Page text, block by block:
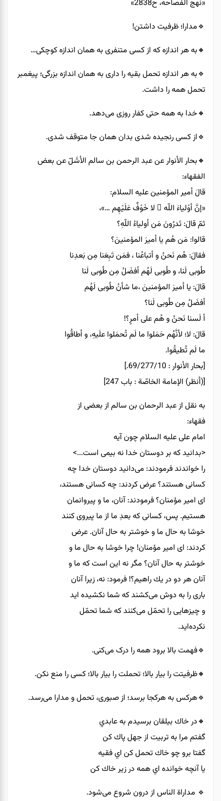
«نهج الفصاحه، ح2838»
🔹️مدارا؛ ظرفیت داشتن!
🔸️به هر اندازه که از کسی متنفری به همان اندازه کوچکی…
🔹️به هر اندازه تحمل بقیه را داری به همان اندازه بزرگی؛ پیغمبر
تحمل همه را داشت.
🔸️خدا به همه حتی کفار روزی می‌دهد.
🔹️از کسی رنجیده شدی بدان همان جا متوقف شدی.
🔸️بحار الأنوار عن عبد الرحمن بن سالم الأشَلّ عن بعض
الفقهاء:
قالَ أمير المؤمنين عليه السلام:
«إنَّ أوْلياءَ اللّه َ لا خَوْفٌ عَلَيْهِم …»،
ثمّ قالَ: تَدرُونَ مَن أولياءُ اللّهِ؟
قالوا: مَن هُم يا أميرَ المؤمنينَ؟
فقالَ: هُم نَحنُ و أتباعُنا ، فمَن تَبِعَنا مِن بَعدِنا
طُوبى لَنا، و طُوبى لَهُم أفضَلُ مِن طُوبى لَنا
قالَ: يا أميرَ المؤمنينَ ،ما شأنُ طُوبى لَهُم
أفضَلُ مِن طُوبى لَنا؟
أ لَسنا نَحنُ و هُم على أمرٍ؟!
قالَ: لا؛ لأنَّهُم حَمَلوا ما لَم تُحمَلوا علَيهِ، و أطاقُوا
ما لَم تُطيقُوا.
[بحار الأنوار : 69/277/10.]
[(اُنظر) الإمامة الخاصّة : باب 247]
به نقل از عبد الرحمان بن سالم از بعضى از
فقهاء:
امام على عليه السلام چون آيه
<بدانيد كه بر دوستان خدا نه بيمى است...>
را خواندند فرمودند: مى‌دانيد دوستان خدا چه
كسانى هستند؟ عرض كردند: چه كسانى هستند،
اى امير مؤمنان؟ فرمودند: آنان، ما و پيروانمان
هستيم. پس، كسانى كه بعدِ ما از ما پيروى كنند
خوشا به حال ما و خوشتر به حال آنان. عرض
كردند: اى امير مؤمنان! چرا خوشا به حال ما و
خوشتر به حال آنان؟ مگر نه اين است كه ما و
آنان هر دو در يك راهيم؟! فرمود: نه، زيرا آنان
بارى را به دوش مى‌كشند كه شما نكشيده ايد
و چيزهايى را تحمّل مى‌كنند كه شما تحمّل
نكرده‌ايد.
🔹️فهمت بالا برود همه را درک می‌کنی.
🔸️ظرفیتت را بیار بالا؛ تحملت را بیار بالا؛ کسی را منع نکن.
🔹️هرکس به هرکجا برسد؛ از صبوری، تحمل و مدارا می‌رسد.
🔸️در خاك بيلقان برسيدم به عابدي
گفتم مرا به تربيت از جهل پاك كن
گفتا برو چو خاك تحمل كن اي فقيه
يا آنچه خوانده اي همه در زير خاك كن
🔹️ مداراة الناس از درون شروع می‌شود.